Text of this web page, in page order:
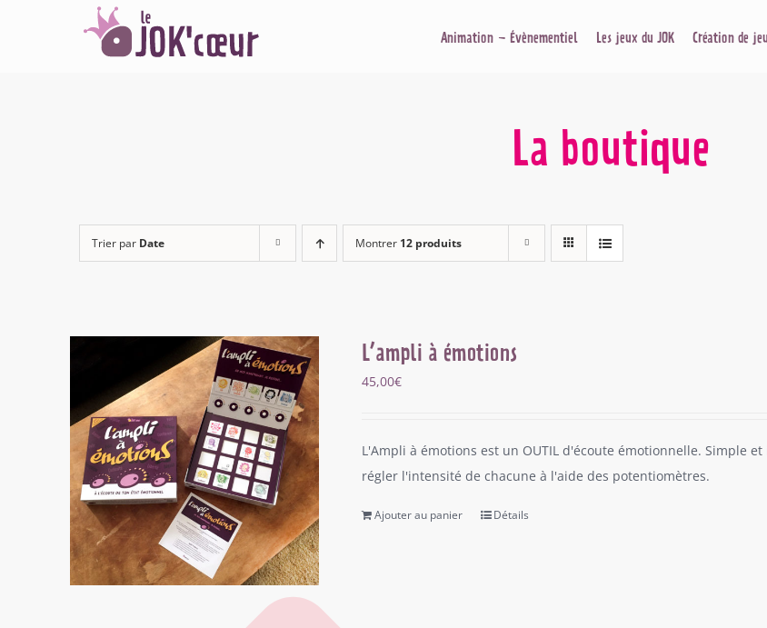
Animation – Évènementiel Les jeux du JOK Création de
La boutique
Trier par Date Montrer 12 produits
L’ampli à émotions
45,00€
L'Ampli à émotions est un OUTIL d'écoute émotionnelle.
régler l'intensité de chacune à l'aide des potentiomètres.
Ajouter au panier Détails